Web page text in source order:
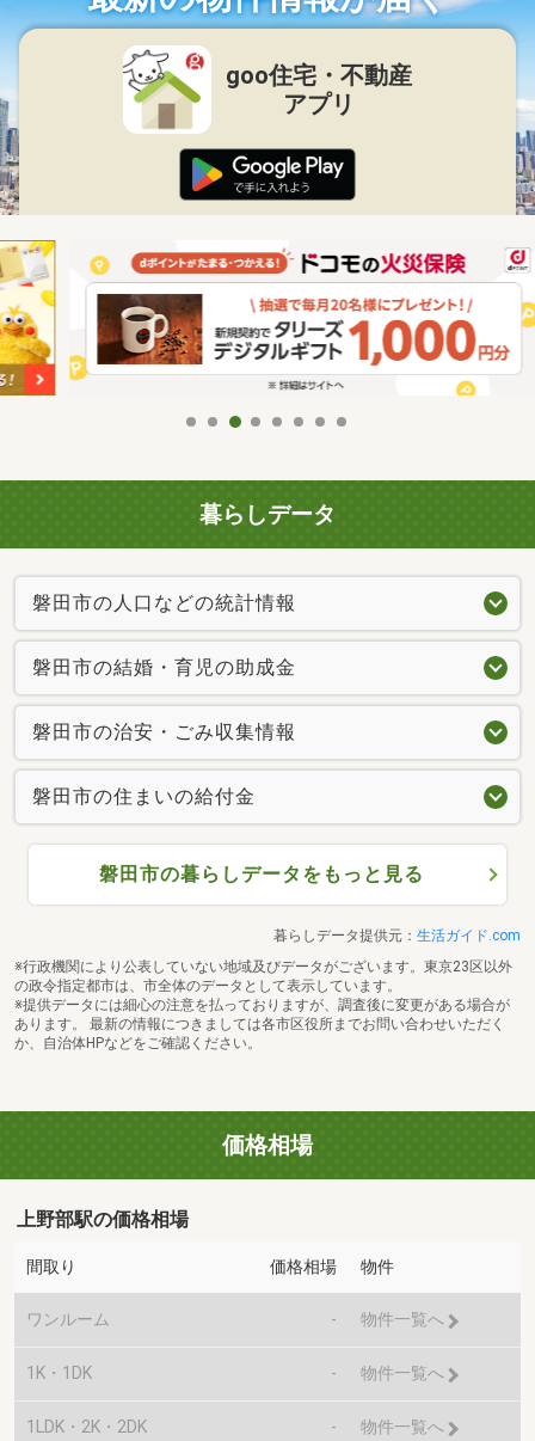
goo住宅・不動産
アプリ
暮らしデータ
磐田市の人口などの統計情報
磐田市の結婚・育児の助成金
磐田市の治安・ごみ収集情報
磐田市の住まいの給付金
磐田市の暮らしデータをもっと見る
暮らしデータ提供元： 生活ガイド.com
※行政機関により公表していない地域及びデータがございます。東京23区以外
の政令指定都市は、市全体のデータとして表示しています。
※提供データには細心の注意を払っておりますが、調査後に変更がある場合が
あります。 最新の情報につきましては各市区役所までお問い合わせいただく
か、自治体HPなどをご確認ください。
価格相場
上野部駅の価格相場
間取り 価格相場 物件
ワンルーム - 物件一覧へ
1K・1DK - 物件一覧へ
1LDK・2K・2DK - 物件一覧へ